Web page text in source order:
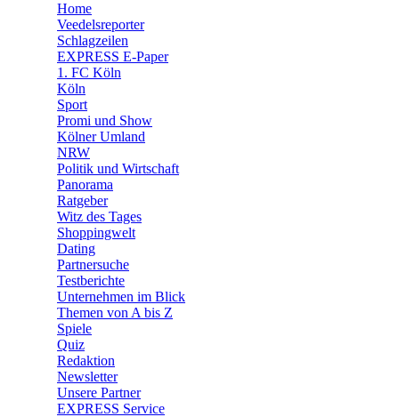
🛒 Shoppingwelt
Home
Veedelsreporter
Schlagzeilen
EXPRESS E-Paper
1. FC Köln
Köln
Sport
Promi und Show
Kölner Umland
NRW
Politik und Wirtschaft
Panorama
Ratgeber
Witz des Tages
Shoppingwelt
Dating
Partnersuche
Testberichte
Unternehmen im Blick
Themen von A bis Z
Spiele
Quiz
Redaktion
Newsletter
Unsere Partner
EXPRESS Service